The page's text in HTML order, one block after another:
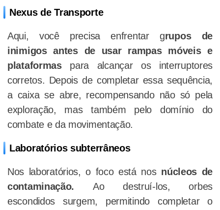
Nexus de Transporte
Aqui, você precisa enfrentar grupos de
inimigos antes de usar rampas móveis e
plataformas para alcançar os interruptores
corretos. Depois de completar essa sequência,
a caixa se abre, recompensando não só pela
exploração, mas também pelo domínio do
combate e da movimentação.
Laboratórios subterrâneos
Nos laboratórios, o foco está nos núcleos de
contaminação. Ao destruí-los, orbes
escondidos surgem, permitindo completar o